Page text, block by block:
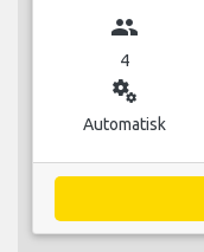
group
4
miscellaneous_services
Automatisk